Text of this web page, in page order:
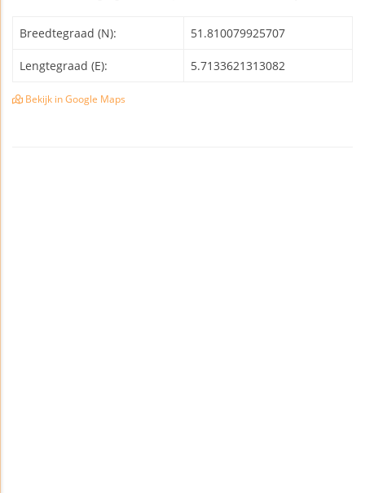
Breedtegraad (N): 51.810079925707
Lengtegraad (E): 5.7133621313082
Bekijk in Google Maps